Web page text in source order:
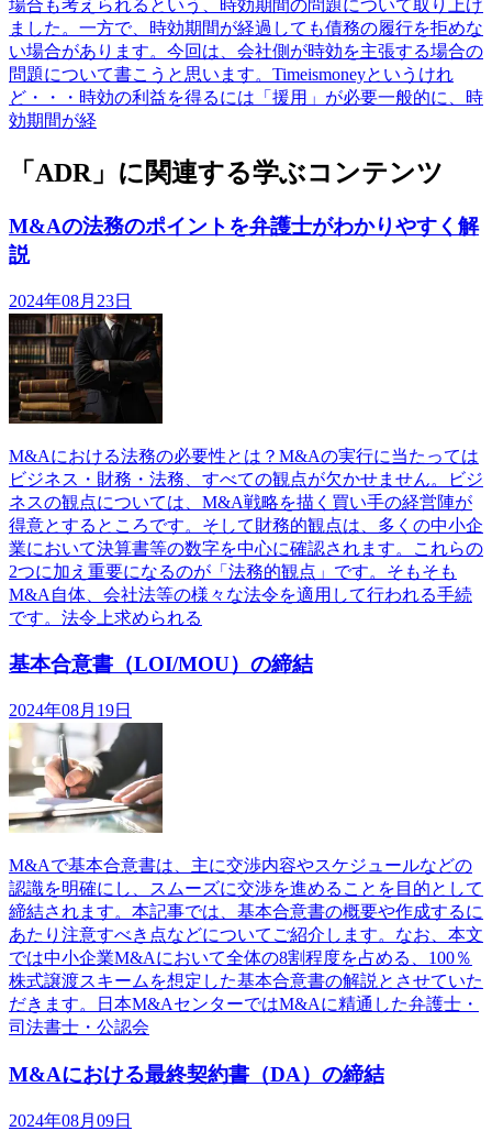
場合も考えられるという、時効期間の問題について取り上げ
ました。一方で、時効期間が経過しても債務の履行を拒めな
い場合があります。今回は、会社側が時効を主張する場合の
問題について書こうと思います。Timeismoneyというけれ
ど・・・時効の利益を得るには「援用」が必要一般的に、時
効期間が経
「ADR」に関連する学ぶコンテンツ
M&Aの法務のポイントを弁護士がわかりやすく解
説
2024年08月23日
M&Aにおける法務の必要性とは？M&Aの実行に当たっては
ビジネス・財務・法務、すべての観点が欠かせません。ビジ
ネスの観点については、M&A戦略を描く買い手の経営陣が
得意とするところです。そして財務的観点は、多くの中小企
業において決算書等の数字を中心に確認されます。これらの
2つに加え重要になるのが「法務的観点」です。そもそも
M&A自体、会社法等の様々な法令を適用して行われる手続
です。法令上求められる
基本合意書（LOI/MOU）の締結
2024年08月19日
M&Aで基本合意書は、主に交渉内容やスケジュールなどの
認識を明確にし、スムーズに交渉を進めることを目的として
締結されます。本記事では、基本合意書の概要や作成するに
あたり注意すべき点などについてご紹介します。なお、本文
では中小企業M&Aにおいて全体の8割程度を占める、100％
株式譲渡スキームを想定した基本合意書の解説とさせていた
だきます。日本M&AセンターではM&Aに精通した弁護士・
司法書士・公認会
M&Aにおける最終契約書（DA）の締結
2024年08月09日